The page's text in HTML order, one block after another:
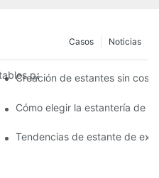
Noticias
Casos
para supermercados: un
Creación de estantes sin
con diseños creativos de
Cómo elegir la estantería de
eligiendo los mejores
Tendencias de estante de